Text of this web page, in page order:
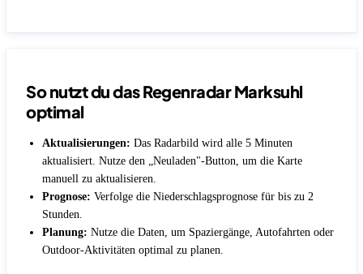
So nutzt du das Regenradar Marksuhl
optimal
Aktualisierungen: Das Radarbild wird alle 5 Minuten
aktualisiert. Nutze den „Neuladen"-Button, um die Karte
manuell zu aktualisieren.
Prognose: Verfolge die Niederschlagsprognose für bis zu 2
Stunden.
Planung: Nutze die Daten, um Spaziergänge, Autofahrten oder
Outdoor-Aktivitäten optimal zu planen.